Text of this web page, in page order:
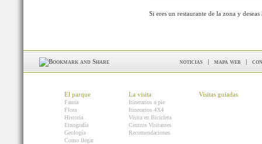
Si eres un restaurante de la zona y
noticias | mapa web |
El parque
Fauna
Flora
Historia
Etnografía
Geología
Como llegar
La visita
Itinerarios a pie
Itinerarios 4X4
Visita en Bicicleta
Centros Visitantes
Recomendaciones
Visitas guiadas